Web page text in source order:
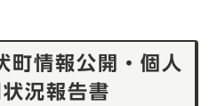
情報公開・個人
況報告書